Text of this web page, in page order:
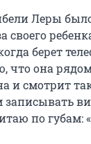
Леры
своего
берет
что она
и смотрит
записывать
по губам: